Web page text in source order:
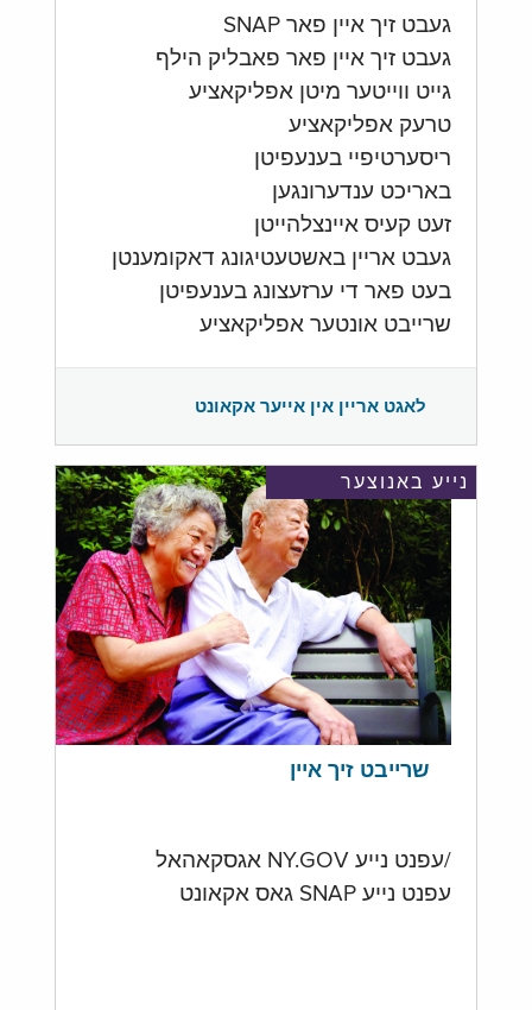
געבט זיך איין פאר SNAP
געבט זיך איין פאר פאבליק הילף
גייט ווייטער מיטן אפליקאציע
טרעק אפליקאציע
ריסערטיפיי בענעפיטן
באריכט ענדערונגען
זעט קעיס איינצלהייטן
געבט אריין באשטעטיגונג דאקומענטן
בעט פאר די ערזעצונג בענעפיטן
שרייבט אונטער אפליקאציע
לאגט אריין אין אייער אקאונט
נייע באנוצער
שרייבט זיך איין
/עפנט נייע NY.GOV אגסקאהאל
עפנט נייע SNAP גאס אקאונט